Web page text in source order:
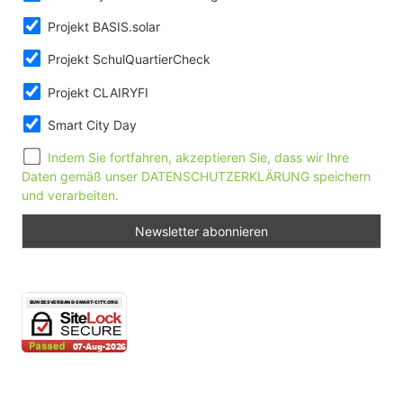
Projekt BASIS.solar
Projekt SchulQuartierCheck
Projekt CLAIRYFI
Smart City Day
Indem Sie fortfahren, akzeptieren Sie, dass wir Ihre
Daten gemäß unser DATENSCHUTZERKLÄRUNG speichern
und verarbeiten.